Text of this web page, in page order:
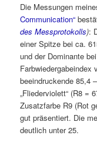
Die Messungen
Communication“
des Messprotokolls):
einer Spitze bei ca.
und der Dominante
Farbwiedergabeindex
beeindruckende 85,4
„Fliederviolett“ (R8 =
Zusatzfarbe R9 (Rot
gut präsentiert. Die
deutlich unter 25.